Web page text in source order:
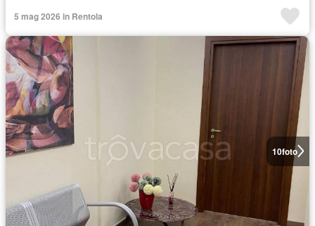
5 mag 2026 in Rentola
10foto